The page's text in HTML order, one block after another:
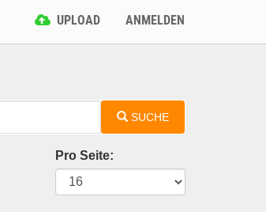
UPLOAD ANMELDEN
SUCHE
Pro Seite: